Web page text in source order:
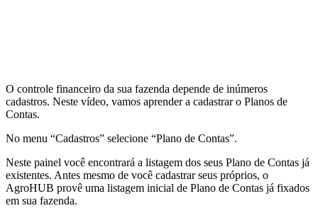
O controle financeiro da sua fazenda depende de inúmeros
cadastros. Neste vídeo, vamos aprender a cadastrar o Planos de
Contas.
No menu “Cadastros” selecione “Plano de Contas”.
Neste painel você encontrará a listagem dos seus Plano de Contas já
existentes. Antes mesmo de você cadastrar seus próprios, o
AgroHUB provê uma listagem inicial de Plano de Contas já fixados
em sua fazenda.